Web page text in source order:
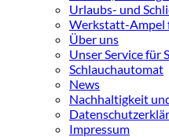
Urlaubs- und
Werkstatt-Ampel
Über uns
Unser Service für
Schlauchautomat
News
Nachhaltigkeit
Impressum